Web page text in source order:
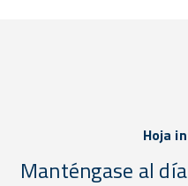
Hoja
Manténgase al